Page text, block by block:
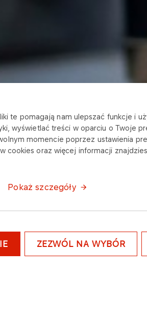
te pomagają nam ulepszać funkcje i
wyświetlać treści w oparciu o Twoje
momencie poprzez ustawienia
cookies oraz więcej informacji
Pokaż szczegóły
ZEZWÓL NA WYBÓR